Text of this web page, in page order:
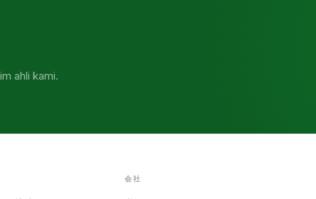
ahli kami.
会社